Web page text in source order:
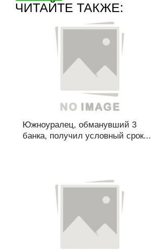
ЧИТАЙТЕ ТАКЖЕ:
Южноуралец, обманувший 3
банка, получил условный срок...